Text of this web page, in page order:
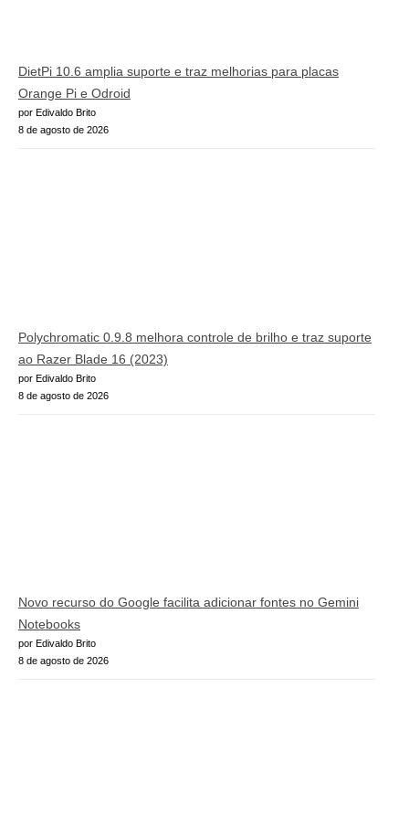
DietPi 10.6 amplia suporte e traz melhorias para placas
Orange Pi e Odroid
por Edivaldo Brito
8 de agosto de 2026
Polychromatic 0.9.8 melhora controle de brilho e traz suporte
ao Razer Blade 16 (2023)
por Edivaldo Brito
8 de agosto de 2026
Novo recurso do Google facilita adicionar fontes no Gemini
Notebooks
por Edivaldo Brito
8 de agosto de 2026